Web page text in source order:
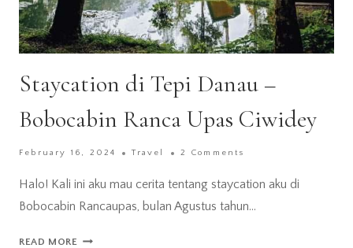
Staycation di Tepi Danau –
Bobocabin Ranca Upas Ciwidey
February 16, 2024 Travel 2 Comments
Halo! Kali ini aku mau cerita tentang staycation aku di
Bobocabin Rancaupas, bulan Agustus tahun…
READ MORE STAYCATION